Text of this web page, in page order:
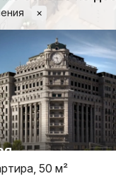
×
50 м²